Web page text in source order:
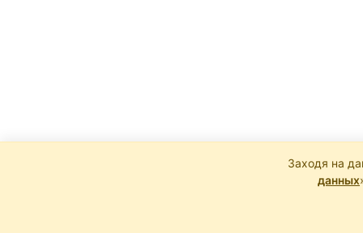
Заходя на
данных